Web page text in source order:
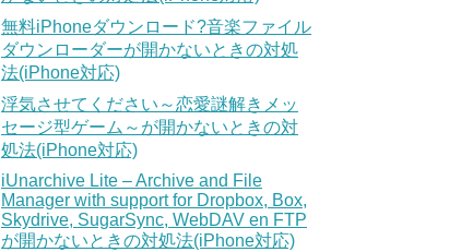
無料iPhoneダウンロード?音楽ファイル
ダウンローダーが開かないときの対処
法(iPhone対応)
浮気させてください～恋愛謎解きメッ
セージ型ゲーム～が開かないときの対
処法(iPhone対応)
iUnarchive Lite – Archive and File
Manager with support for Dropbox, Box,
Skydrive, SugarSync, WebDAV en FTP
が開かないときの対処法(iPhone対応)